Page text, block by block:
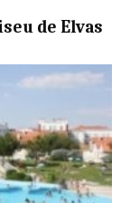
de Elvas